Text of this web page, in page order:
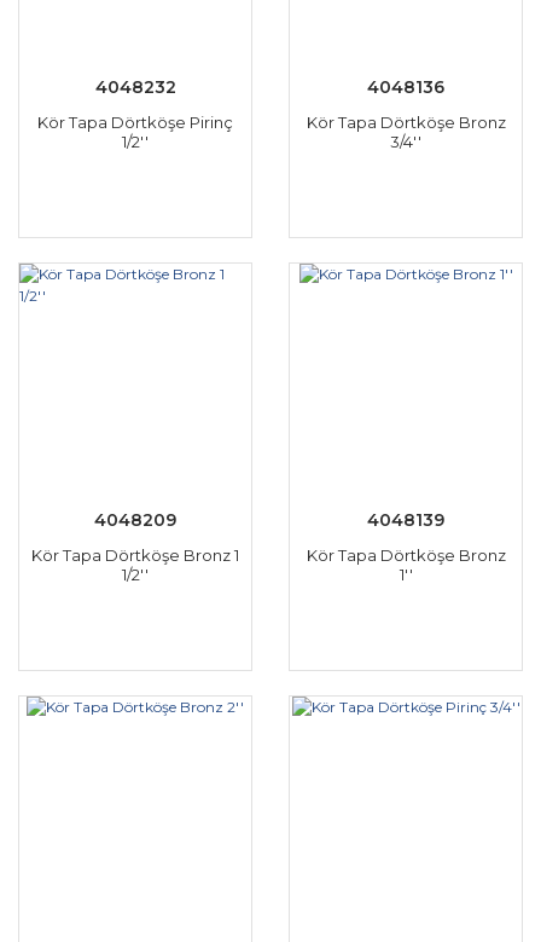
4048232
Kör Tapa Dörtköşe Pirinç
1/2''
4048136
Kör Tapa Dörtköşe Bronz
3/4''
4048209
Kör Tapa Dörtköşe Bronz 1
1/2''
4048139
Kör Tapa Dörtköşe Bronz
1''